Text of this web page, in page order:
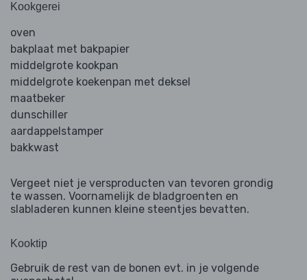
Kookgerei
oven
bakplaat met bakpapier
middelgrote kookpan
middelgrote koekenpan met deksel
maatbeker
dunschiller
aardappelstamper
bakkwast
Vergeet niet je versproducten van tevoren grondig
te wassen. Voornamelijk de bladgroenten en
slabladeren kunnen kleine steentjes bevatten.
Kooktip
Gebruik de rest van de bonen evt. in je volgende